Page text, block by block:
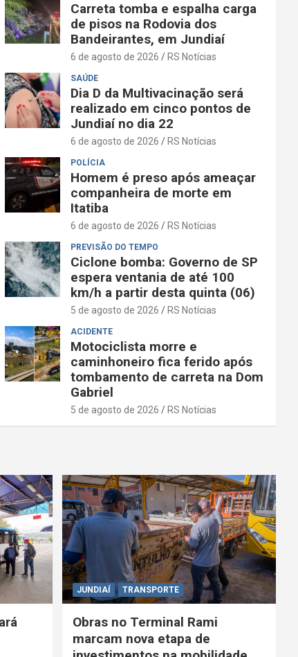
Carreta tomba e espalha carga
de pisos na Rodovia dos
Bandeirantes, em Jundiaí
6 de agosto de 2026 RS Notícias
SAÚDE
Dia D da Multivacinação será
realizado em cinco pontos de
Jundiaí no dia 22
6 de agosto de 2026 RS Notícias
POLÍCIA
Homem é preso após ameaçar
companheira de morte em
Itatiba
6 de agosto de 2026 RS Notícias
PREVISÃO DO TEMPO
Ciclone bomba: Governo de SP
espera ventania de até 100
km/h a partir desta quinta (06)
5 de agosto de 2026 RS Notícias
ACIDENTE
Motociclista morre e
caminhoneiro fica ferido após
tombamento de carreta na Dom
Gabriel
5 de agosto de 2026 RS Notícias
JUNDIAÍ TRANSPORTE
Obras no Terminal Rami
marcam nova etapa de